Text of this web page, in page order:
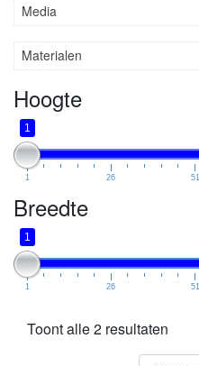
Media
Materialen
Hoogte
1
1 26 51
Breedte
1
1 26 51
Toont alle 2 resultaten